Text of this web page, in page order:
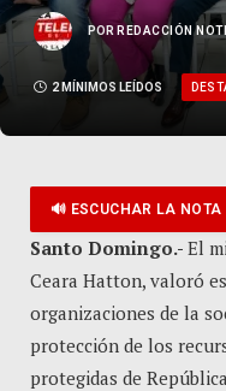
POR REDACCIÓN
2 MÍNIMOS LEÍDOS
🔊 ESCUCHAR LA NOTA
Santo Domingo.- El
Ceara Hatton, valoró
organizaciones de la
protección de los
protegidas de